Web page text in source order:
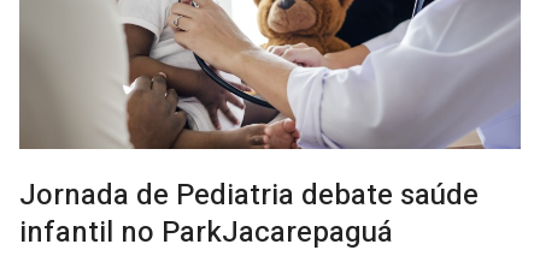
Jornada de Pediatria debate saúde
infantil no ParkJacarepaguá